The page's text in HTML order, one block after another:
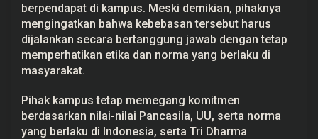
berpendapat di kampus. Meski demikian, pihaknya
mengingatkan bahwa kebebasan tersebut harus
dijalankan secara bertanggung jawab dengan tetap
memperhatikan etika dan norma yang berlaku di
masyarakat.
Pihak kampus tetap memegang komitmen
berdasarkan nilai-nilai Pancasila, UU, serta norma
yang berlaku di Indonesia, serta Tri Dharma